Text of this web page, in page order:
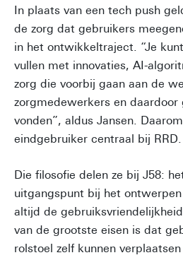
In plaats van een tech push
de zorg dat gebruikers
in het ontwikkeltraject. “Je
vullen met innovaties, AI-
zorg die voorbij gaan aan de
zorgmedewerkers en daardoor
vonden”, aldus Jansen.
eindgebruiker centraal bij RRD.
Die filosofie delen ze bij J58:
uitgangspunt bij het
altijd de
van de grootste eisen is dat
rolstoel zelf kunnen